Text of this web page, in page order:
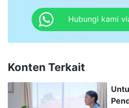
kali untuk meminta bantuan
muka. Agar tidak diremehkan
memutar otak mencari cara
membangkitkan emosiku,
Hubungi kami
Konten Terkait